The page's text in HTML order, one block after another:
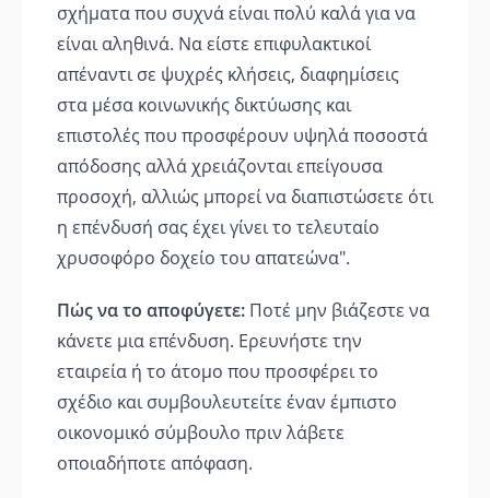
σχήματα που συχνά είναι πολύ καλά για να
είναι αληθινά. Να είστε επιφυλακτικοί
απέναντι σε ψυχρές κλήσεις, διαφημίσεις
στα μέσα κοινωνικής δικτύωσης και
επιστολές που προσφέρουν υψηλά ποσοστά
απόδοσης αλλά χρειάζονται επείγουσα
προσοχή, αλλιώς μπορεί να διαπιστώσετε ότι
η επένδυσή σας έχει γίνει το τελευταίο
χρυσοφόρο δοχείο του απατεώνα".
Πώς να το αποφύγετε: Ποτέ μην βιάζεστε να
κάνετε μια επένδυση. Ερευνήστε την
εταιρεία ή το άτομο που προσφέρει το
σχέδιο και συμβουλευτείτε έναν έμπιστο
οικονομικό σύμβουλο πριν λάβετε
οποιαδήποτε απόφαση.